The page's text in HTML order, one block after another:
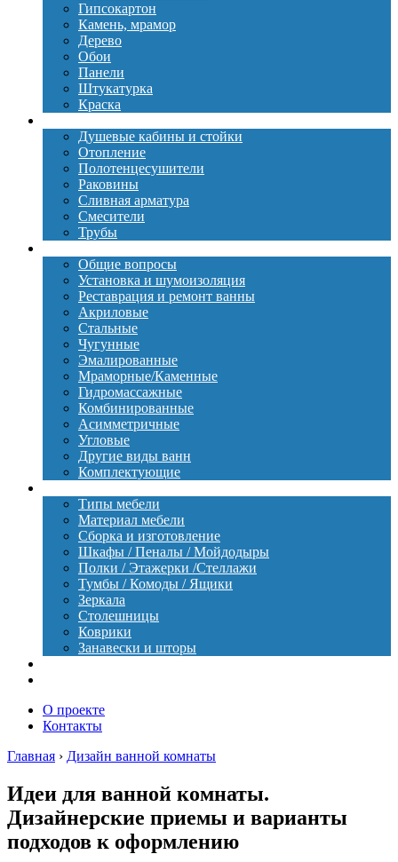
Гипсокартон
Камень, мрамор
Дерево
Обои
Панели
Штукатурка
Краска
Душевые кабины и стойки
Отопление
Полотенцесушители
Раковины
Сливная арматура
Смесители
Трубы
Общие вопросы
Установка и шумоизоляция
Реставрация и ремонт ванны
Акриловые
Стальные
Чугунные
Эмалированные
Мраморные/Каменные
Гидромассажные
Комбинированные
Асимметричные
Угловые
Другие виды ванн
Комплектующие
Типы мебели
Материал мебели
Сборка и изготовление
Шкафы / Пеналы / Мойдодыры
Полки / Этажерки /Стеллажи
Тумбы / Комоды / Ящики
Зеркала
Столешницы
Коврики
Занавески и шторы
О проекте
Контакты
Главная › Дизайн ванной комнаты
Идеи для ванной комнаты.
Дизайнерские приемы и варианты
подходов к оформлению